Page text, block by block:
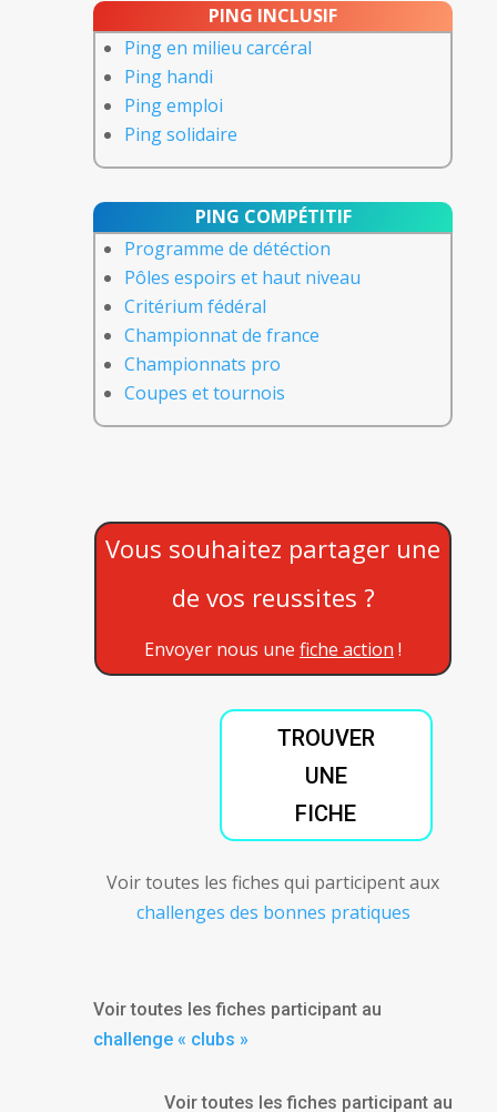
PING INCLUSIF
Ping en milieu carcéral
Ping handi
Ping emploi
Ping solidaire
PING COMPÉTITIF
Programme de détéction
Pôles espoirs et haut niveau
Critérium fédéral
Championnat de france
Championnats pro
Coupes et tournois
Vous souhaitez partager une
de vos reussites ?
Envoyer nous une fiche action !
TROUVER
UNE
FICHE
Voir toutes les fiches qui participent aux
challenges des bonnes pratiques
Voir toutes les fiches participant au
challenge « clubs »
Voir toutes les fiches participant au